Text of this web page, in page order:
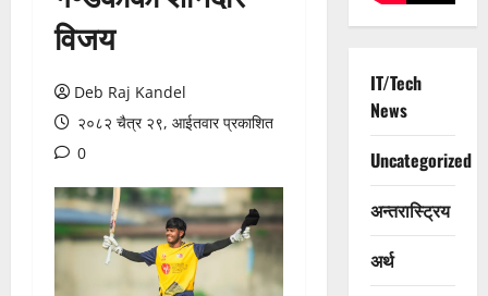
विजय
Deb Raj Kandel
२०८२ चैत्र २९, आईतवार प्रकाशित
0
IT/Tech
News
Uncategorized
अन्तरास्ट्रिय
अर्थ